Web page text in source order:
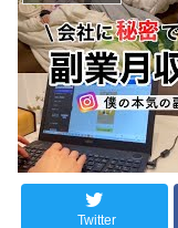
Twitter